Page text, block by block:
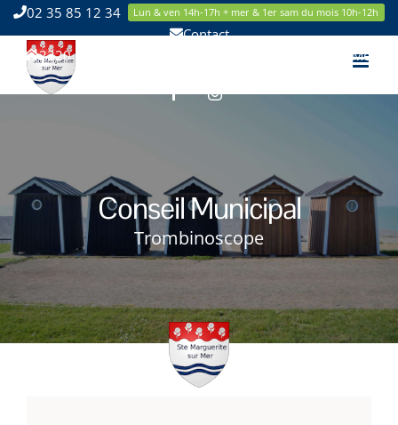
Passer
au
contenu
02 35 85 12 34 Lun & ven 14h-17h + mer & 1er sam du mois 10h-12h
Contact
2220 Route de la Mer 76119 Sainte Marguerite sur Mer
FacebookInstagram
Conseil Municipal
Trombinoscope